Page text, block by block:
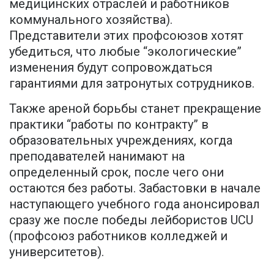
медицинских отраслей и работников
коммунального хозяйства).
Представители этих профсоюзов хотят
убедиться, что любые “экологические”
изменения будут сопровождаться
гарантиями для затронутых сотрудников.
Также ареной борьбы станет прекращение
практики “работы по контракту” в
образовательных учреждениях, когда
преподавателей нанимают на
определенный срок, после чего они
остаются без работы. Забастовки в начале
наступающего учебного года анонсировал
сразу же после победы лейбористов UCU
(профсоюз работников колледжей и
университетов).